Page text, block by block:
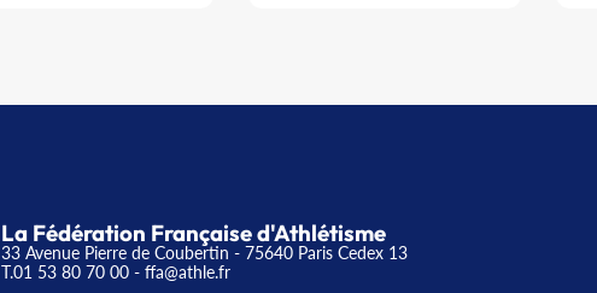
La Fédération Française d'Athlétisme
33 Avenue Pierre de Coubertin - 75640 Paris Cedex 13
T.01 53 80 70 00 - ffa@athle.fr